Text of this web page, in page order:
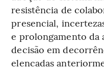
resistência de
presencial,
e prolongamento da
decisão em
elencadas